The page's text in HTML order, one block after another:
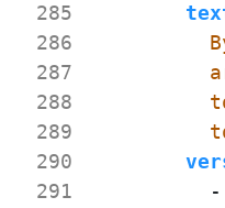
285
286
287
288
289
290
291
-